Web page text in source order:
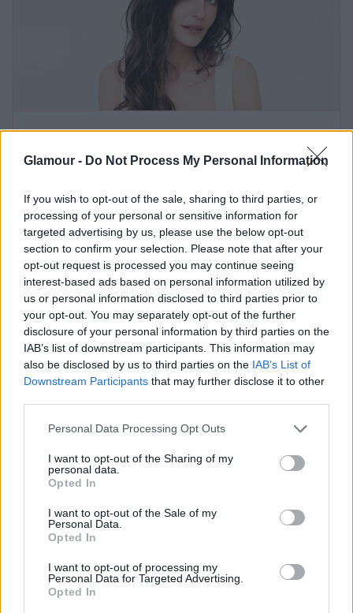
Glamour - Do Not Process My Personal Information
If you wish to opt-out of the sale, sharing to third parties, or
processing of your personal or sensitive information for
targeted advertising by us, please use the below opt-out
section to confirm your selection. Please note that after your
opt-out request is processed you may continue seeing
interest-based ads based on personal information utilized by
us or personal information disclosed to third parties prior to
your opt-out. You may separately opt-out of the further
disclosure of your personal information by third parties on the
IAB’s list of downstream participants. This information may
also be disclosed by us to third parties on the IAB’s List of
Downstream Participants that may further disclose it to other
Please note that this website/app uses one or more Google
not limited to your visit or usage behaviour. You may click to
grant or deny consent to Google and its third-party tags to
use your data for below specified purposes in below Google
consent section.
Personal Data Processing Opt Outs
I want to opt-out of the Sharing of my
personal data.
Opted In
I want to opt-out of the Sale of my
Personal Data.
Opted In
I want to opt-out of processing my
Personal Data for Targeted Advertising.
Opted In
tizenhárom év után állt újra kamerák
Lotfi Begi mondta ezt viccesen, hogy „a csávó nem
csak popba király, meg nyomja itt a maximalizmust,
hanem feketeöves még house zeneírásban is”
amúgy alapvetően egy jóleső dolog, meg hála
Istennek tényleg megvan a készségem mind a két
stílusban. Most mindkettőt csinálom, és a house
szimplán egy teljesen más művészvilág megélése.
Teljesen máshogyan tudom kivetíteni a bennem
lévő tüzet, energiát, lelket. Adam Awake
zongoristával álltunk össze, így nagyon progresszív
zenéket tudunk csinálni ketten, úgy érzem, magas
Aki még nem hallott itt titeket, hogy képzelje el,
miben formabontó a Lücid?
Alapvetően egy nagyon energikus, lendületes,
progresszív, katartikus, melodic house, elektronikus
house vonalnak mondanám, amivel lebegő,
álomszerű, éberálomszerű érzést kelt benned a dal.
Én abszolút utazásnak mondanám pár dalunkat,